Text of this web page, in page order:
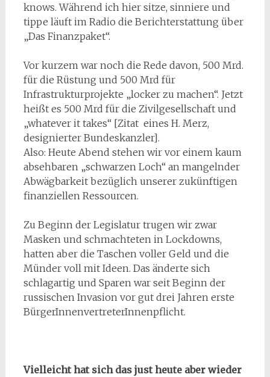
knows. Während ich hier sitze, sinniere und
tippe läuft im Radio die Berichterstattung über
„Das Finanzpaket“.
Vor kurzem war noch die Rede davon, 500 Mrd.
für die Rüstung und 500 Mrd für
Infrastrukturprojekte „locker zu machen“. Jetzt
heißt es 500 Mrd für die Zivilgesellschaft und
„whatever it takes“ [Zitat eines H. Merz,
designierter Bundeskanzler].
Also: Heute Abend stehen wir vor einem kaum
absehbaren „schwarzen Loch“ an mangelnder
Abwägbarkeit bezüglich unserer zukünftigen
finanziellen Ressourcen.
Zu Beginn der Legislatur trugen wir zwar
Masken und schmachteten in Lockdowns,
hatten aber die Taschen voller Geld und die
Münder voll mit Ideen. Das änderte sich
schlagartig und Sparen war seit Beginn der
russischen Invasion vor gut drei Jahren erste
BürgerInnenvertreterInnenpflicht.
Vielleicht hat sich das just heute aber wieder